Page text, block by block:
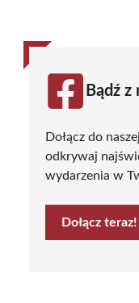
Bądź z
Dołącz do
odkrywaj
wydarzenia w
Dołącz teraz!